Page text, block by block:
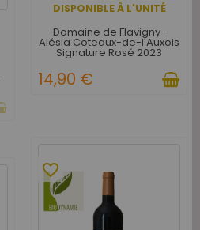
DISPONIBLE À L'UNITÉ
Domaine de Flavigny-
Alésia Coteaux-de-l'Auxois
Signature Rosé 2023
14,90 €
favorite_border